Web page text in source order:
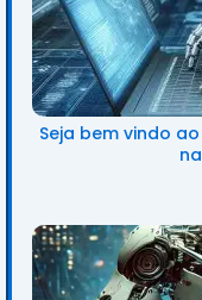
Seja bem vindo